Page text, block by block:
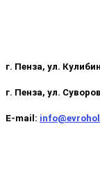
г. Пенза, ул.
г. Пенза, ул.
E-mail: